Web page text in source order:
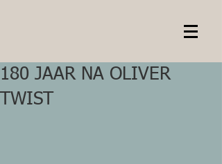
180 JAAR NA OLIVER
TWIST